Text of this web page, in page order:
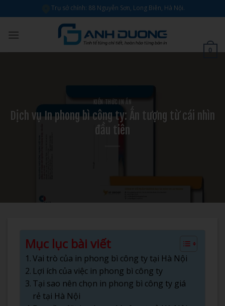
qua
nội
Trụ sở chính: 88 Nguyễn Sơn, Long Biên, Hà Nội.
0
KIẾN THỨC IN ẤN
Dịch vụ In phong bì công ty: Ấn tượng từ cái nhìn
đầu tiên
Mục lục bài viết
Vai trò của in phong bì công ty tại Hà Nội
Lợi ích của việc in phong bì công ty
Tại sao nên chọn in phong bì công ty giá
rẻ tại Hà Nội